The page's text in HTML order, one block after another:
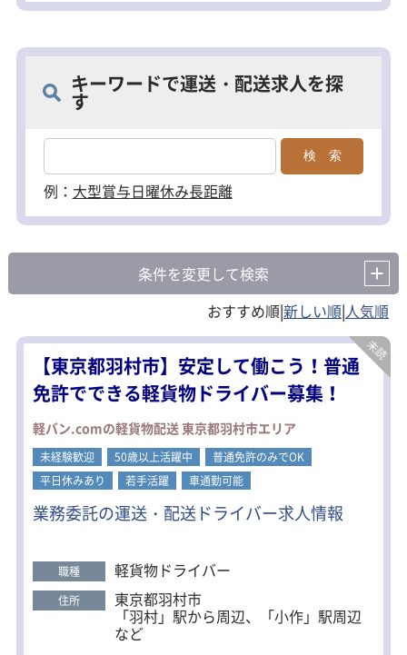
北区(14)
立川市(2) 武蔵野市(1) 三鷹市(2)
府中市(3) 昭島市(2)
町田市(4) 小金井市(1) 小平市(1)
福生市(1) 狛江市(1)
東大和市(1) 清瀬市(1) 東久留米市(1)
武蔵村山市(4) 多摩市(1) 稲城市(2)
羽村市(2) あきる野市(1) 西東京市(2)
西多摩郡(3)
キーワードで運送・配送求人を探
す
例： 大型賞与日曜休み長距離
条件を変更して検索
|
|
【東京都羽村市】安定して働こう！普通
免許でできる軽貨物ドライバー募集！
軽バン.comの軽貨物配送 東京都羽村市エリア
未経験歓迎 50歳以上活躍中
普通免許のみでOK
平日休みあり
若手活躍 車通勤可能
業務委託の運送・配送ドライバー求人情報
職種 軽貨物ドライバー
住所 東京都羽村市
「羽村」駅から周辺、「小作」駅周辺
など